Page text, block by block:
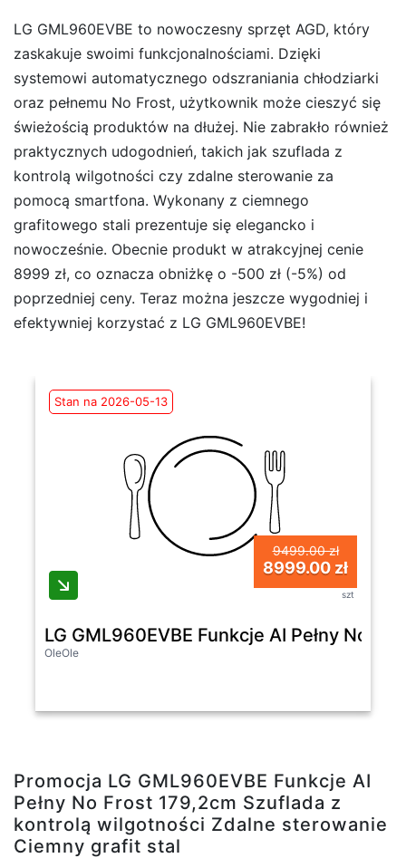
LG GML960EVBE to nowoczesny sprzęt AGD, który
zaskakuje swoimi funkcjonalnościami. Dzięki
systemowi automatycznego odszraniania chłodziarki
oraz pełnemu No Frost, użytkownik może cieszyć się
świeżością produktów na dłużej. Nie zabrakło również
praktycznych udogodnień, takich jak szuflada z
kontrolą wilgotności czy zdalne sterowanie za
pomocą smartfona. Wykonany z ciemnego
grafitowego stali prezentuje się elegancko i
nowocześnie. Obecnie produkt w atrakcyjnej cenie
8999 zł, co oznacza obniżkę o -500 zł (-5%) od
poprzedniej ceny. Teraz można jeszcze wygodniej i
efektywniej korzystać z LG GML960EVBE!
Stan na 2026-05-13
9499.00 zł
8999.00 zł
szt
LG GML960EVBE Funkcje AI Pełny No
OleOle
Promocja LG GML960EVBE Funkcje AI
Pełny No Frost 179,2cm Szuflada z
kontrolą wilgotności Zdalne sterowanie
Ciemny grafit stal